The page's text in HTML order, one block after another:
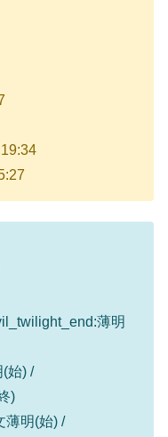
薄明
始) /
)
薄明(始) /